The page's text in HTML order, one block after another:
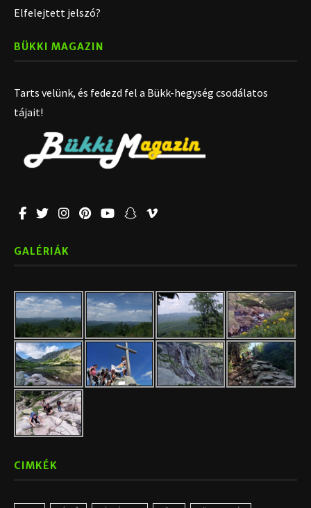
Elfelejtett jelszó?
BÜKKI MAGAZIN
Tarts velünk, és fedezd fel a Bükk-hegység csodálatos
tájait!
GALÉRIÁK
CIMKÉK